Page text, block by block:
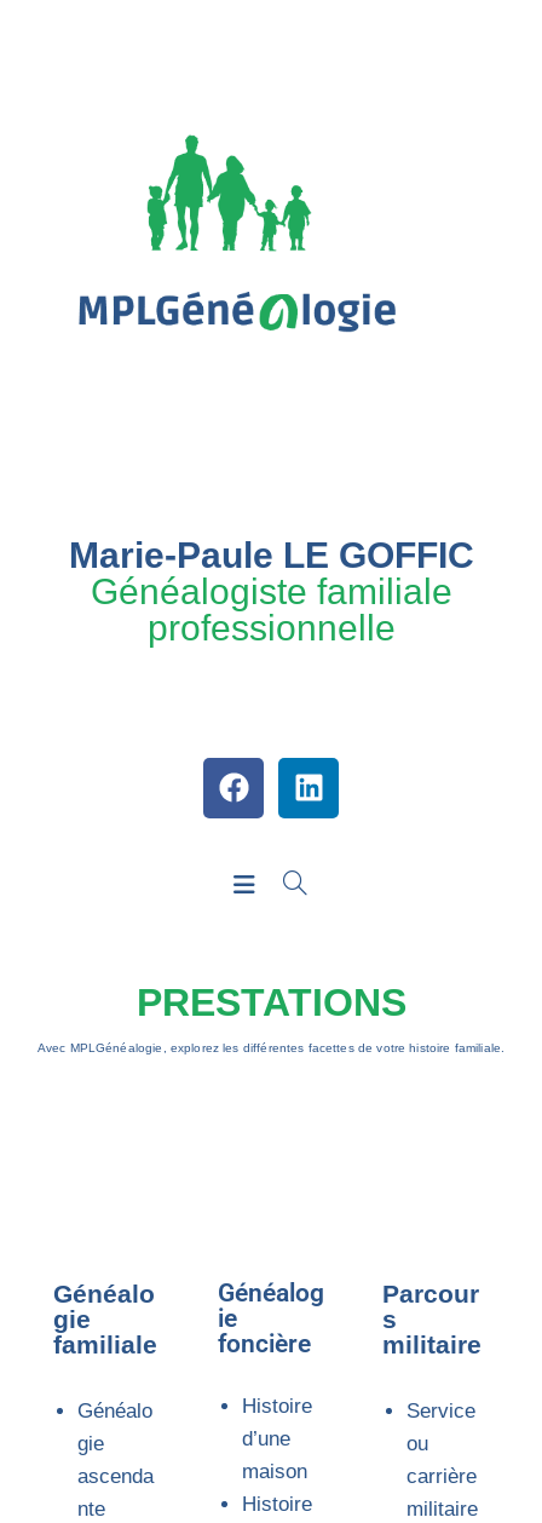
Marie-Paule LE GOFFIC
Généalogiste familiale
professionnelle
PRESTATIONS
Avec MPLGénéalogie, explorez les différentes facettes de votre histoire familiale.
Généalo
gie
familiale
Généalo
gie
ascenda
nte
Généalog
ie
foncière
Histoire
d’une
maison
Histoire
Parcour
s
militaire
Service
ou
carrière
militaire